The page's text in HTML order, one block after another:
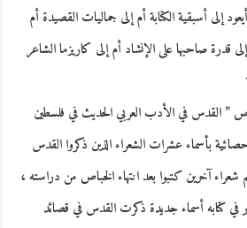
إلى أسبقية الكتابة أم إلى جماليات القصيدة أم
قدرة صاحبها على الإنشاد أم إلى كاريزما الشاعر
” القدس في الأدب العربي الحديث في فلسطين
فسنقرأ إحصائية بأسماء عشرات الشعراء الذين ذكروا القدس
آخرين كتبوا بعد انتهاء الخباص من دراسته ،
في كتابه أسماء جديدة ذكرت القدس في قصائد